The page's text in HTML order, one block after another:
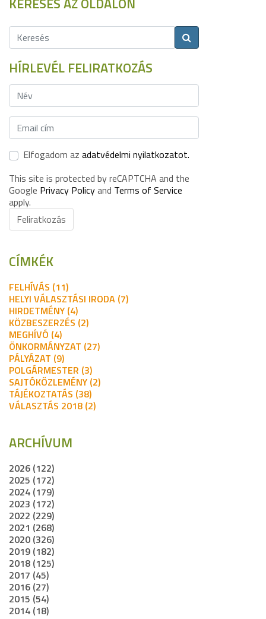
HÍRLEVÉL FELIRATKOZÁS
Elfogadom az adatvédelmi nyilatkozatot.
This site is protected by reCAPTCHA and the
Google Privacy Policyand Terms of Service
apply.
Feliratkozás
CÍMKÉK
FELHÍVÁS (11)
HELYI VÁLASZTÁSI IRODA (7)
HIRDETMÉNY (4)
KÖZBESZERZÉS (2)
MEGHÍVÓ (4)
ÖNKORMÁNYZAT (27)
PÁLYÁZAT (9)
POLGÁRMESTER (3)
SAJTÓKÖZLEMÉNY (2)
TÁJÉKOZTATÁS (38)
VÁLASZTÁS 2018 (2)
ARCHÍVUM
2026 (122)
2025 (172)
2024 (179)
2023 (172)
2022 (229)
2021 (268)
2020 (326)
2019 (182)
2018 (125)
2017 (45)
2016 (27)
2015 (54)
2014 (18)